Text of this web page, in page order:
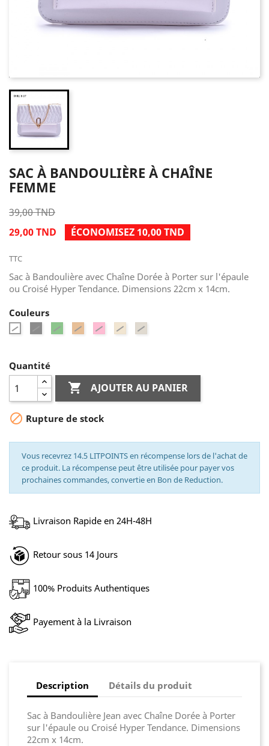
SAC À BANDOULIÈRE À CHAÎNE
FEMME
39,00 TND
29,00 TND
ÉCONOMISEZ 10,00 TND
TTC
Sac à Bandoulière avec Chaîne Dorée à Porter sur l'épaule
ou Croisé Hyper Tendance. Dimensions 22cm x 14cm.
Couleurs
Noir Vert OrangeRose Beige
Quantité
 AJOUTER AU PANIER
 Rupture de stock
Vous recevrez 14.5 LITPOINTS en récompense lors de l'achat de
ce produit. La récompense peut être utilisée pour payer vos
prochaines commandes, convertie en Bon de Reduction.
Livraison Rapide en 24H-48H
Retour sous 14 Jours
100% Produits Authentiques
Payement à la Livraison
Description Détails du produit
Sac à Bandoulière Jean avec Chaîne Dorée à Porter
sur l'épaule ou Croisé Hyper Tendance. Dimensions
22cm x 14cm.